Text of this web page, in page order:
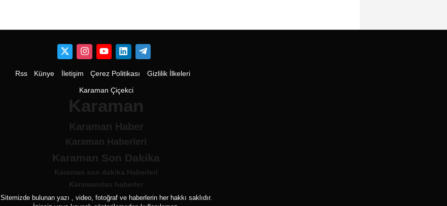
Rss Künye İletişim Çerez Politikası Gizlilik İlkeleri
Karaman Çiçekci
Karaman
Karaman Haber
Karaman Haberleri
Karaman Son Dakika
Karaman son dakika Haberleri
Karamandan haberler
Sitemizde bulunan yazı , video, fotoğraf ve haberlerin her hakkı saklıdır.